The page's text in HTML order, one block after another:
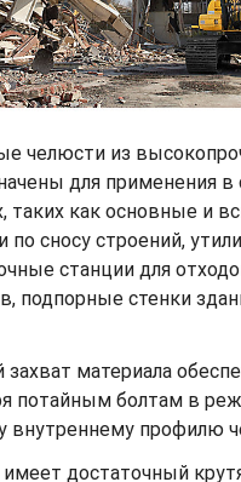
челюсти из
для применения
таких как основные и
по сносу строений,
станции для
подпорные стенки
материала
потайным болтам в
внутреннему профилю
имеет достаточный